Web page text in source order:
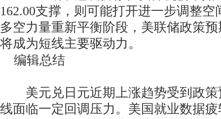
162.00支撑，则可能打开进一步调整
多空力量重新平衡阶段，美联储政策
将成为短线主要驱动力。
编辑总结
美元兑日元近期上涨趋势受到政策
线面临一定回调压力。美国就业数据